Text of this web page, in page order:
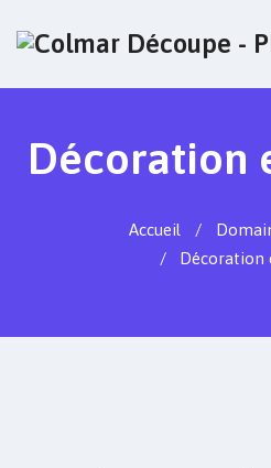
Décoration
Accueil
Décoration